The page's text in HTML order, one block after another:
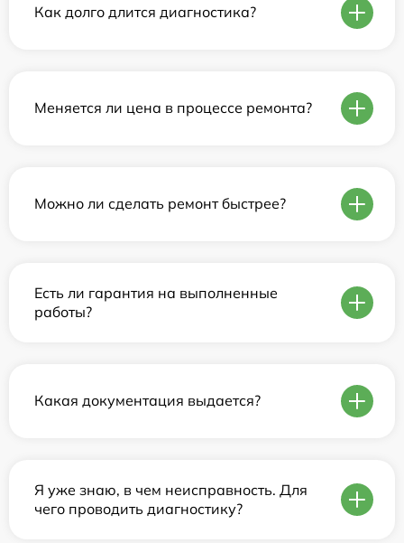
Как долго длится диагностика?
Меняется ли цена в процессе ремонта?
Можно ли сделать ремонт быстрее?
Есть ли гарантия на выполненные
работы?
Какая документация выдается?
Я уже знаю, в чем неисправность. Для
чего проводить диагностику?